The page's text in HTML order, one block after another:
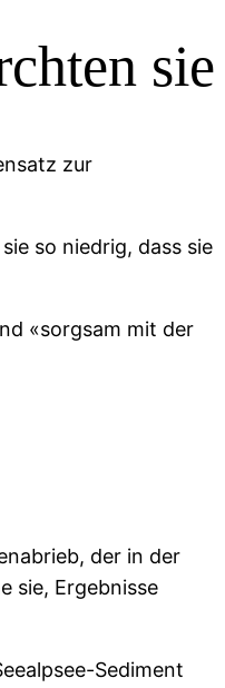
sie
zur
so niedrig, dass sie
«sorgsam mit der
der in der
sie, Ergebnisse
Sediment